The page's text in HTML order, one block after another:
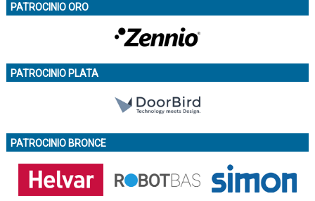
PATROCINIO ORO
PATROCINIO PLATA
PATROCINIO BRONCE